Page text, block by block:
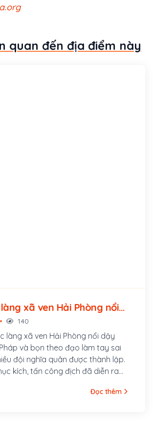
quan đến địa điểm này
xã ven Hải Phòng nổi
140
làng xã ven Hải Phòng nổi dậy
và bọn theo đạo làm tay sai
đội nghĩa quân được thành lập.
kích, tấn công địch đã diễn ra
Hải Dương bị nghĩa quân vây
Đọc thêm